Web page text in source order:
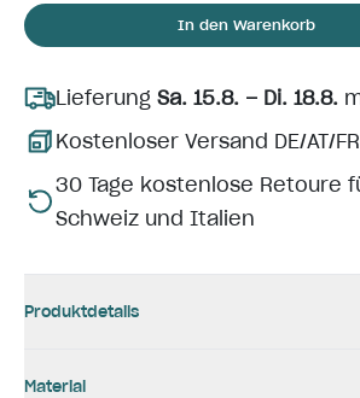
In den Warenkorb
Lieferung Sa. 15.8. – Di. 18.8.
Kostenloser Versand DE/AT/
30 Tage kostenlose Retoure
Schweiz und Italien
Produktdetails
Material